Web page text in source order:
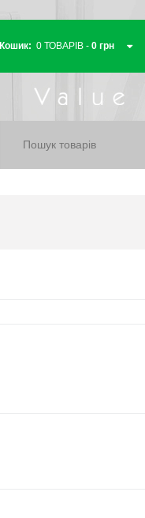
Кошик: 0 ТОВАРІВ - 0 грн
Кошик порожній